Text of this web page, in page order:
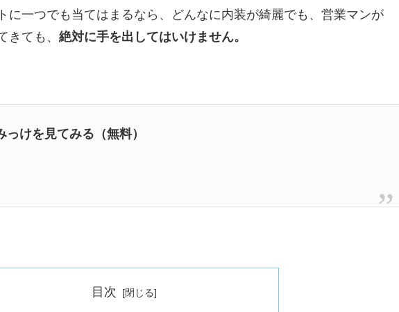
に一つでも当てはまるなら、どんなに内装が綺麗でも、営業マンが
きても、 絶対に手を出してはいけません。
けを見てみる（無料）
目次